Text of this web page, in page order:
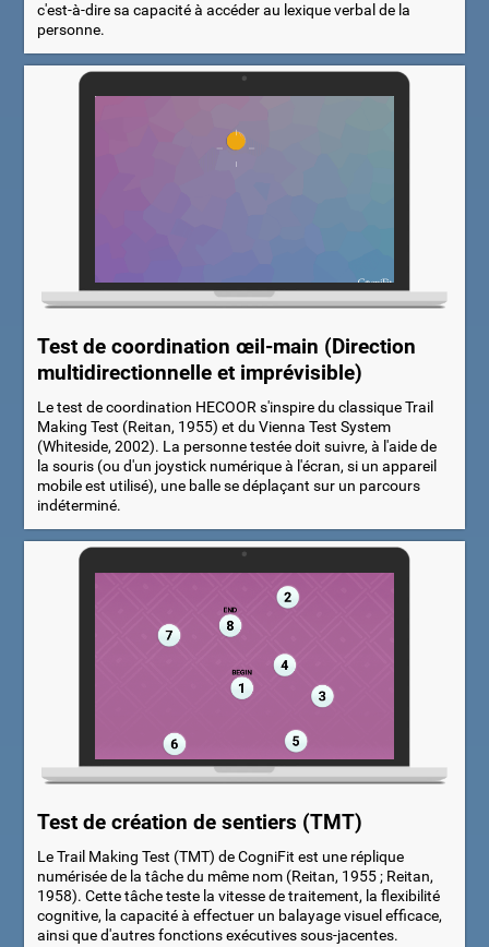
c'est-à-dire sa capacité à accéder au lexique verbal de la
personne.
Test de coordination œil-main (Direction
multidirectionnelle et imprévisible)
Le test de coordination HECOOR s'inspire du classique Trail
Making Test (Reitan, 1955) et du Vienna Test System
(Whiteside, 2002). La personne testée doit suivre, à l'aide de
la souris (ou d'un joystick numérique à l'écran, si un appareil
mobile est utilisé), une balle se déplaçant sur un parcours
indéterminé.
Test de création de sentiers (TMT)
Le Trail Making Test (TMT) de CogniFit est une réplique
numérisée de la tâche du même nom (Reitan, 1955 ; Reitan,
1958). Cette tâche teste la vitesse de traitement, la flexibilité
cognitive, la capacité à effectuer un balayage visuel efficace,
ainsi que d'autres fonctions exécutives sous-jacentes.